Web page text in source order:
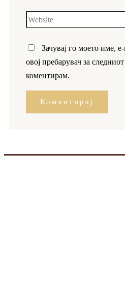
Зачувај го моето име,
овој пребарувач за
коментирам.